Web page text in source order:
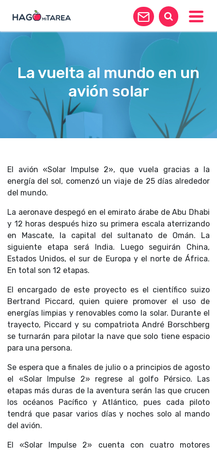
La vuelta al mundo en un
avión solar
El avión «Solar Impulse 2», que vuela gracias a la
energía del sol, comenzó un viaje de 25 días alrededor
del mundo.
La aeronave despegó en el emirato árabe de Abu Dhabi
y 12 horas después hizo su primera escala aterrizando
en Mascate, la capital del sultanato de Omán. La
siguiente etapa será India. Luego seguirán China,
Estados Unidos, el sur de Europa y el norte de África.
En total son 12 etapas.
El encargado de este proyecto es el científico suizo
Bertrand Piccard, quien quiere promover el uso de
energías limpias y renovables como la solar. Durante el
trayecto, Piccard y su compatriota André Borschberg
se turnarán para pilotar la nave que solo tiene espacio
para una persona.
Se espera que a finales de julio o a principios de agosto
el «Solar Impulse 2» regrese al golfo Pérsico. Las
etapas más duras de la aventura serán las que crucen
los océanos Pacífico y Atlántico, pues cada piloto
tendrá que pasar varios días y noches solo al mando
del avión.
El «Solar Impulse 2» cuenta con cuatro motores